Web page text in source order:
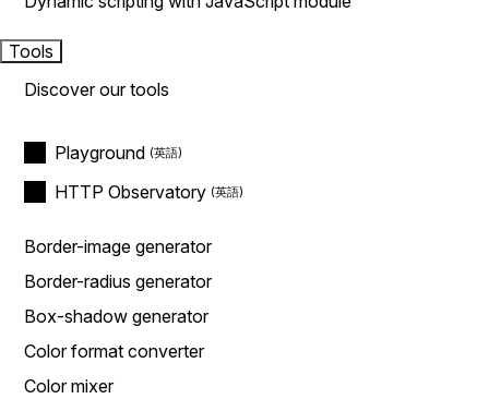
Tools
Discover our tools
Playground
HTTP Observatory
Border-image generator
Border-radius generator
Box-shadow generator
Color format converter
Color mixer